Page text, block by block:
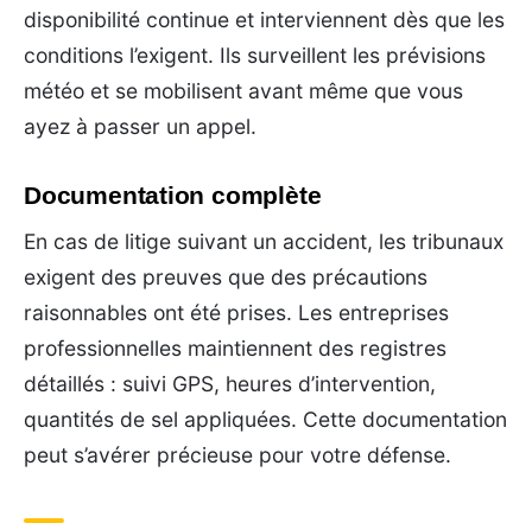
disponibilité continue et interviennent dès que les
conditions l’exigent. Ils surveillent les prévisions
météo et se mobilisent avant même que vous
ayez à passer un appel.
Documentation complète
En cas de litige suivant un accident, les tribunaux
exigent des preuves que des précautions
raisonnables ont été prises. Les entreprises
professionnelles maintiennent des registres
détaillés : suivi GPS, heures d’intervention,
quantités de sel appliquées. Cette documentation
peut s’avérer précieuse pour votre défense.